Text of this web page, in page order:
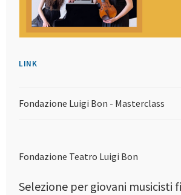
LINK
Fondazione Luigi Bon - Masterclass
Fondazione Teatro Luigi Bon
Selezione per giovani musicisti